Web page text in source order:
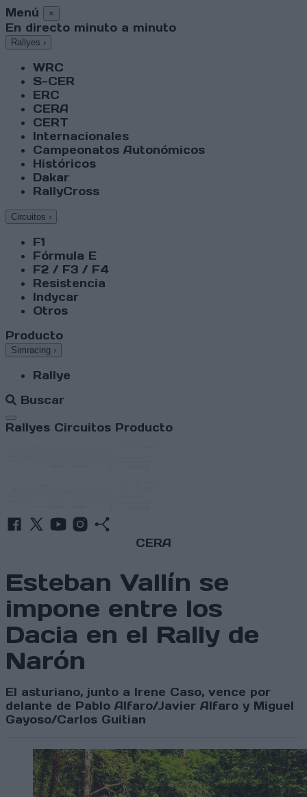
Menú ×
En directo minuto a minuto
Rallyes ›
WRC
S-CER
ERC
CERA
CERT
Internacionales
Campeonatos Autonómicos
Históricos
Dakar
RallyCross
Circuitos ›
F1
Fórmula E
F2 / F3 / F4
Resistencia
Indycar
Otros
Producto
Simracing ›
Rallye
Buscar
Abrir menú
Rallyes Circuitos Producto
CERA
Esteban Vallín se
impone entre los
Dacia en el Rally de
Narón
El asturiano, junto a Irene Caso, vence por
delante de Pablo Alfaro/Javier Alfaro y Miguel
Gayoso/Carlos Guitian